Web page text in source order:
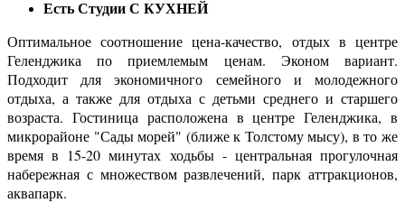
Есть Студии С КУХНЕЙ
Оптимальное соотношение цена-качество, отдых в центре
Геленджика по приемлемым ценам. Эконом вариант.
Подходит для экономичного семейного и молодежного
отдыха, а также для отдыха с детьми среднего и старшего
возраста. Гостиница расположена в центре Геленджика, в
микрорайоне "Сады морей" (ближе к Толстому мысу), в то же
время в 15-20 минутах ходьбы - центральная прогулочная
набережная с множеством развлечений, парк аттракционов,
аквапарк.